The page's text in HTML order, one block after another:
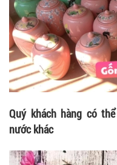
Quý khách hàng có
nước khác